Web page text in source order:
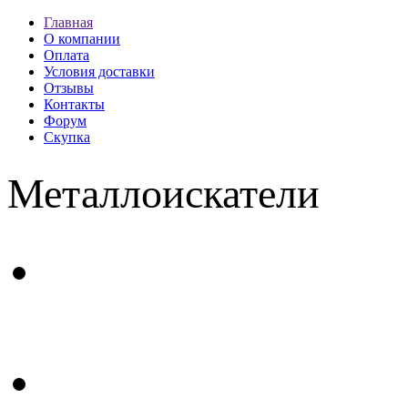
Главная
О компании
Оплата
Условия доставки
Отзывы
Контакты
Форум
Скупка
Металлоискатели